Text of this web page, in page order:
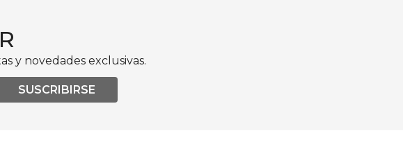
y novedades exclusivas.
SUSCRIBIRSE